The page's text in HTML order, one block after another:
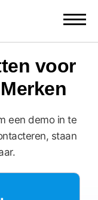
voor
een demo in te
staan